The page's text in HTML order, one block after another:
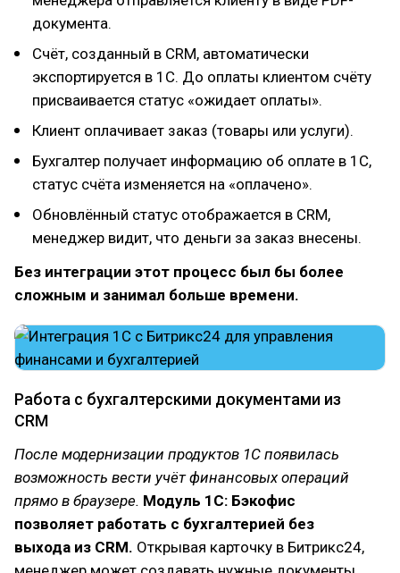
документа.
Счёт, созданный в CRM, автоматически
экспортируется в 1С. До оплаты клиентом счёту
присваивается статус «ожидает оплаты».
Клиент оплачивает заказ (товары или услуги).
Бухгалтер получает информацию об оплате в 1С,
статус счёта изменяется на «оплачено».
Обновлённый статус отображается в CRM,
менеджер видит, что деньги за заказ внесены.
Без интеграции этот процесс был бы более
сложным и занимал больше времени.
Работа с бухгалтерскими документами из
CRM
После модернизации продуктов 1С появилась
возможность вести учёт финансовых операций
прямо в браузере. Модуль 1С: Бэкофис
позволяет работать с бухгалтерией без
выхода из CRM. Открывая карточку в Битрикс24,